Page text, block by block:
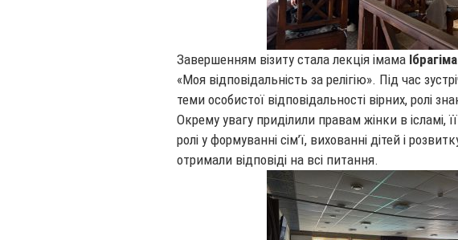
Завершенням візиту стала лекція імама
«Моя відповідальність за релігію». Під час
теми особистої відповідальності вірних, ролі
Окрему увагу приділили правам жінки в ісламі,
ролі у формуванні сім’ї, вихованні дітей і
отримали відповіді на всі питання.